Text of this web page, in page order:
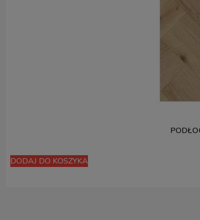
DODAJ DO KOSZYKA